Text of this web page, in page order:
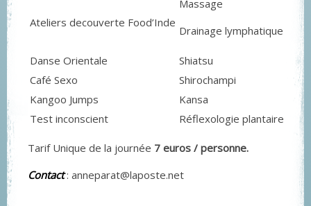
Ateliers decouverte Food’Inde
Massage
Drainage lymphatique
Danse Orientale
Shiatsu
Café Sexo
Shirochampi
Kangoo Jumps
Kansa
Test inconscient
Réflexologie plantaire
Tarif Unique de la journée 7 euros / personne.
Contact: anneparat@laposte.net